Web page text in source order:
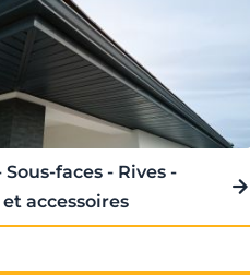
faces - Rives -
accessoires